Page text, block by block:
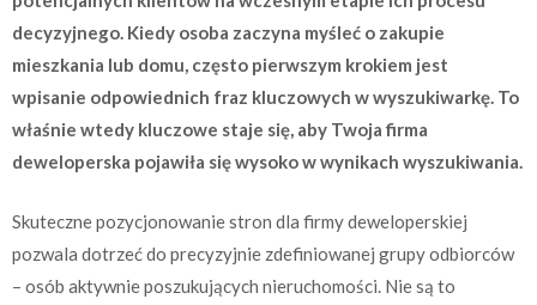
decyzyjnego. Kiedy osoba zaczyna myśleć o zakupie
mieszkania lub domu, często pierwszym krokiem jest
wpisanie odpowiednich fraz kluczowych w wyszukiwarkę. To
właśnie wtedy kluczowe staje się, aby Twoja firma
deweloperska pojawiła się wysoko w wynikach wyszukiwania.
Skuteczne pozycjonowanie stron dla firmy deweloperskiej
pozwala dotrzeć do precyzyjnie zdefiniowanej grupy odbiorców
– osób aktywnie poszukujących nieruchomości. Nie są to